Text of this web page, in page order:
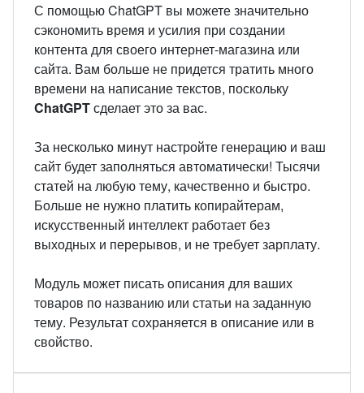
С помощью ChatGPT вы можете значительно
сэкономить время и усилия при создании
контента для своего интернет-магазина или
сайта. Вам больше не придется тратить много
времени на написание текстов, поскольку
ChatGPTсделает это за вас.
За несколько минут настройте генерацию и ваш
сайт будет заполняться автоматически! Тысячи
статей на любую тему, качественно и быстро.
Больше не нужно платить копирайтерам,
искусственный интеллект работает без
выходных и перерывов, и не требует зарплату.
Модуль может писать описания для ваших
товаров по названию или статьи на заданную
тему. Результат сохраняется в описание или в
свойство.